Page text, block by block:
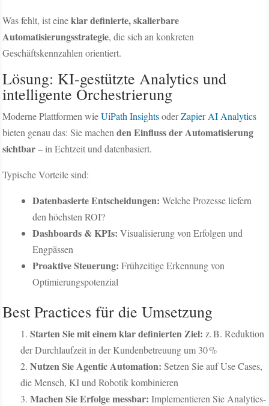
Was fehlt, ist eineklar definierte, skalierbare
Automatisierungsstrategie, die sich an konkreten
Geschäftskennzahlen orientiert.
Lösung: KI-gestützte Analytics und
intelligente Orchestrierung
Moderne Plattformen wieUiPath InsightsoderZapier AI Analytics
bieten genau das: Sie machenden Einfluss der Automatisierung
sichtbar– in Echtzeit und datenbasiert.
Typische Vorteile sind:
Datenbasierte Entscheidungen: Welche Prozesse liefern
den höchsten ROI?
Dashboards & KPIs: Visualisierung von Erfolgen und
Engpässen
Proaktive Steuerung: Frühzeitige Erkennung von
Optimierungspotenzial
Best Practices für die Umsetzung
Starten Sie mit einem klar definierten Ziel: z. B. Reduktion
der Durchlaufzeit in der Kundenbetreuung um 30 %
Nutzen Sie Agentic Automation: Setzen Sie auf Use Cases,
die Mensch, KI und Robotik kombinieren
Machen Sie Erfolge messbar: Implementieren Sie Analytics-